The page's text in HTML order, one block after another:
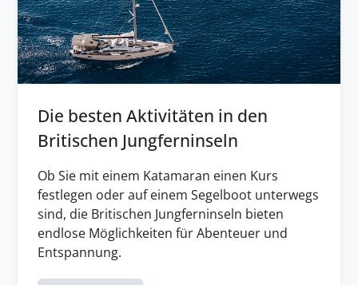
Die besten Aktivitäten in den
Britischen Jungferninseln
Ob Sie mit einem Katamaran einen Kurs
festlegen oder auf einem Segelboot unterwegs
sind, die Britischen Jungferninseln bieten
endlose Möglichkeiten für Abenteuer und
Entspannung.